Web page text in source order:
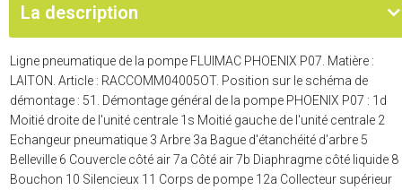
La description
Ligne pneumatique de la pompe FLUIMAC PHOENIX P07. Matière :
LAITON. Article : RACCOMM04005OT. Position sur le schéma de
démontage : 51. Démontage général de la pompe PHOENIX P07 : 1d
Moitié droite de l'unité centrale 1s Moitié gauche de l'unité centrale 2
Echangeur pneumatique 3 Arbre 3a Bague d'étanchéité d'arbre 5
Belleville 6 Couvercle côté air 7a Côté air 7b Diaphragme côté liquide 8
Bouchon 10 Silencieux 11 Corps de pompe 12a Collecteur supérieur